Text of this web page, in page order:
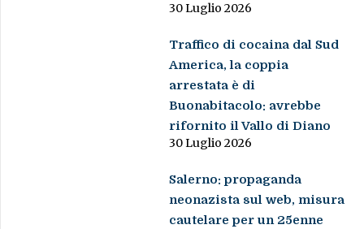
30 Luglio 2026
Traffico di cocaina dal Sud
America, la coppia
arrestata è di
Buonabitacolo: avrebbe
rifornito il Vallo di Diano
30 Luglio 2026
Salerno: propaganda
neonazista sul web, misura
cautelare per un 25enne